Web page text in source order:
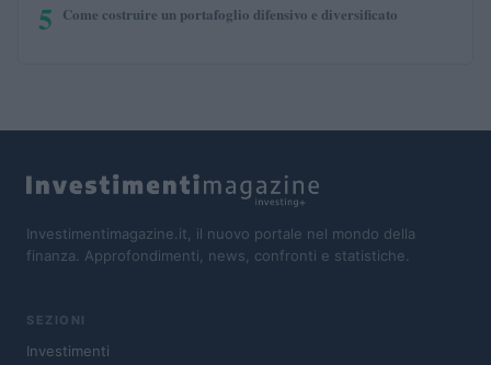
5 Come costruire un portafoglio difensivo e diversificato
Investimentimagazine.it, il nuovo portale nel mondo della
finanza. Approfondimenti, news, confronti e statistiche.
SEZIONI
Investimenti